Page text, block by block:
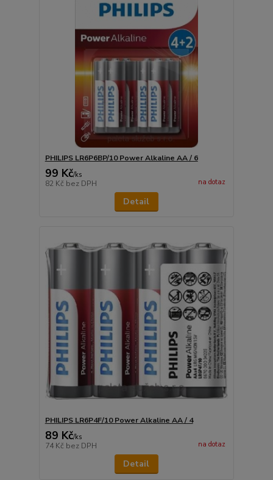
PHILIPS LR6P6BP/10 Power Alkaline AA / 6
99 Kč/ks
82 Kč bez DPH na dotaz
Detail
PHILIPS LR6P4F/10 Power Alkaline AA / 4
89 Kč/ks
74 Kč bez DPH na dotaz
Detail